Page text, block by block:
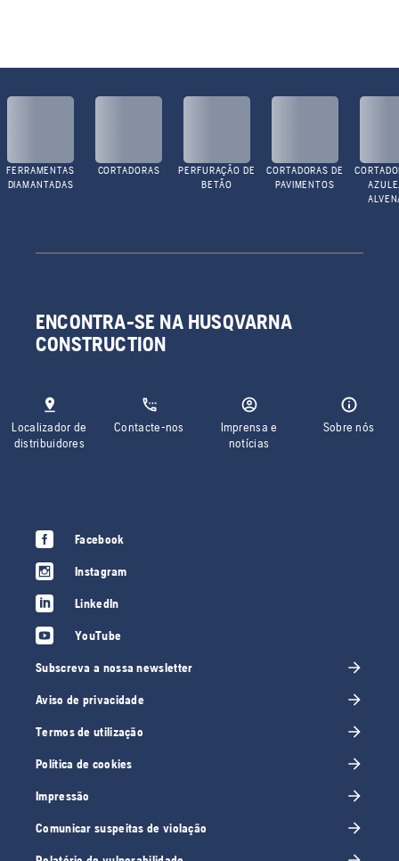
FERRAMENTAS
DIAMANTADAS
CORTADORAS
PERFURAÇÃO DE
BETÃO
CORTADORAS DE
PAVIMENTOS
ENCONTRA-SE NA HUSQVARNA
CONSTRUCTION
Localizador de
distribuidores
Contacte-nos
Imprensa e
notícias
Sobre nós
Facebook
Instagram
LinkedIn
YouTube
Subscreva a nossa newsletter
Aviso de privacidade
Termos de utilização
Política de cookies
Impressão
Comunicar suspeitas de violação